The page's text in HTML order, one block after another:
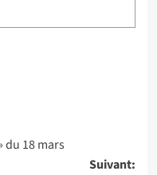
du 18 mars
Suivant: